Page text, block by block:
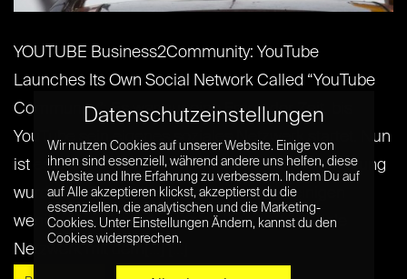
YOUTUBE Business2Community: YouTube
Launches Its Own Social Network Called “YouTube
Community”: Es war nur eine Frage der Zeit, bis
YouTube sein eigenes soziales Netzwerk startet. Nun
ist es endlich so weit. Unter strenger Geheimhaltung
wurde die Plattform entwickelt und von einigen
wenigen YouTubern getestet. Das neue soziale
Netzwerk mit dem[...] [...]
Datenschutzeinstellungen
Wir nutzen Cookies auf unserer Website. Einige von
ihnen sind essenziell, während andere uns helfen, diese
Website und Ihre Erfahrung zu verbessern. Indem Du auf
auf Alle akzeptieren klickst, akzeptierst du die
essenziellen, die analytischen und die Marketing-
Cookies. Unter Einstellungen Ändern, kannst du den
Cookies widersprechen.